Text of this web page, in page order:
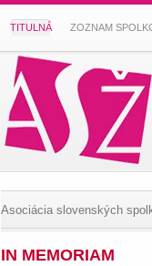
TITULNÁ ZOZNAM
Asociácia slovenských
IN MEMORIAM